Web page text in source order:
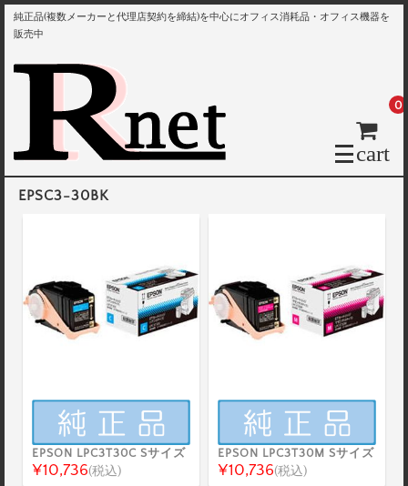
純正品(複数メーカーと代理店契約を締結)を中心にオフィス消耗品・オフィス機器を
販売中
cart
0
EPSC3-30BK
EPSON LPC3T30C Sサイズ
¥10,736(税込)
EPSON LPC3T30M Sサイズ
¥10,736(税込)